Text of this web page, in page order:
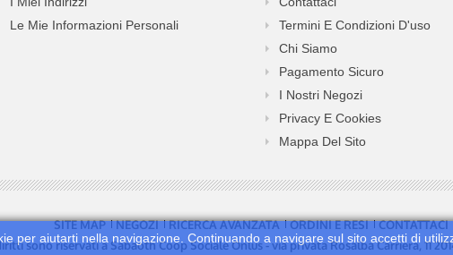
per aiutarti nella navigazione. Continuando a navigare sul sito accetti di
Le Mie Informazioni Personali
Termini E Condizioni D'uso
Chi Siamo
Pagamento Sicuro
I Nostri Negozi
Privacy E Cookies
Mappa Del Sito
SITE MAP NEGOZI RICERCA AVANZATA ORDINI E RESI
CONTATTACI
sono riservati a Sabaoth Coop Sociale Onlus - via privata Rosalba Carriera, 11